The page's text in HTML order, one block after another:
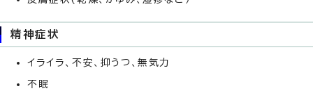
精神症状
イライラ、不安、抑うつ、無気力
不眠